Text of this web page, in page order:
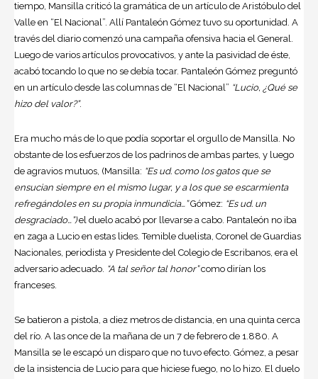
tiempo, Mansilla criticó la gramática de un artículo de Aristóbulo del
Valle en “El Nacional”. Allí Pantaleón Gómez tuvo su oportunidad. A
través del diario comenzó una campaña ofensiva hacia el General.
Luego de varios artículos provocativos, y ante la pasividad de éste,
acabó tocando lo que no se debía tocar. Pantaleón Gómez preguntó
en un artículo desde las columnas de “El Nacional” “Lucio, ¿Qué se
hizo del valor?”.
Era mucho más de lo que podía soportar el orgullo de Mansilla. No
obstante de los esfuerzos de los padrinos de ambas partes, y luego
de agravios mutuos, (Mansilla: “Es ud. como los gatos que se
ensucian siempre en el mismo lugar, y a los que se escarmienta
refregándoles en su propia inmundicia…”Gómez: “Es ud. un
desgraciado…”)el duelo acabó por llevarse a cabo. Pantaleón no iba
en zaga a Lucio en estas lides. Temible duelista, Coronel de Guardias
Nacionales, periodista y Presidente del Colegio de Escribanos, era el
adversario adecuado. “A tal señor tal honor”como dirían los
franceses.
Se batieron a pistola, a diez metros de distancia, en una quinta cerca
del río. A las once de la mañana de un 7 de febrero de 1.880. A
Mansilla se le escapó un disparo que no tuvo efecto. Gómez, a pesar
de la insistencia de Lucio para que hiciese fuego, no lo hizo. El duelo